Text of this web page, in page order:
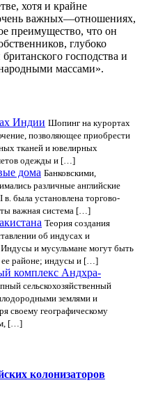
хотя и крайне
важных—отношениях,
преимущество, что он
глубоко
господства и
массами».
Индии Шопинг на курортах
позволяющее приобрести
тканей и ювелирных
одежды и […]
дома Банковскими,
различные английские
была установлена торгово-
важная система […]
Теория создания
об индусах и
и мусульмане могут быть
районе; индусы и […]
комплекс Андхра-
сельскохозяйственный
землями и
своему географическому
[…]
колонизаторов